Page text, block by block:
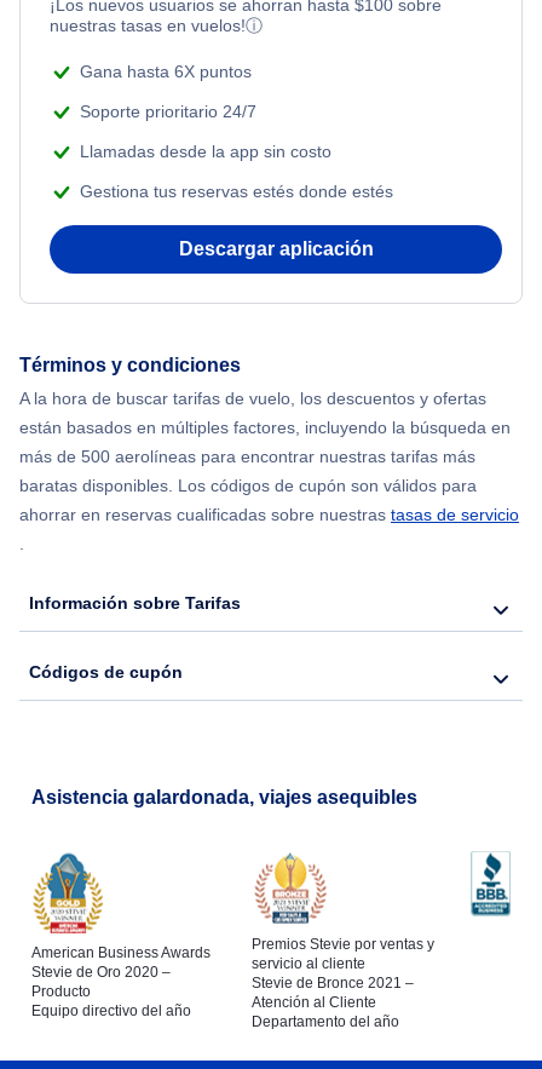
¡Los nuevos usuarios se ahorran hasta $100 sobre
nuestras tasas en vuelos!ⓘ
Gana hasta 6X puntos
Soporte prioritario 24/7
Llamadas desde la app sin costo
Gestiona tus reservas estés donde estés
Descargar aplicación
Términos y condiciones
A la hora de buscar tarifas de vuelo, los descuentos y ofertas
están basados en múltiples factores, incluyendo la búsqueda en
más de 500 aerolíneas para encontrar nuestras tarifas más
baratas disponibles. Los códigos de cupón son válidos para
ahorrar en reservas cualificadas sobre nuestras tasas de servicio
.
Información sobre Tarifas
Códigos de cupón
Asistencia galardonada, viajes asequibles
American Business Awards
Stevie de Oro 2020 –
Producto
Equipo directivo del año
Premios Stevie por ventas y
servicio al cliente
Stevie de Bronce 2021 –
Atención al Cliente
Departamento del año